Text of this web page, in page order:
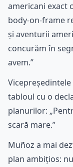
americani exact
body-on-frame
și aventurii
concurăm în
avem.”
tabloul cu o
planurilor:
scară mare.”
Muñoz a mai
plan ambițios: